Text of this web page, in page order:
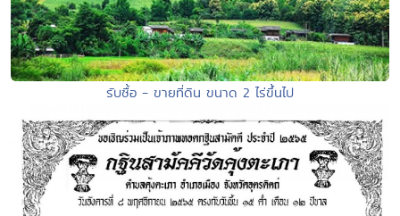
รับซื้อ - ขายที่ดิน ขนาด 2 ไร่ขึ้นไป